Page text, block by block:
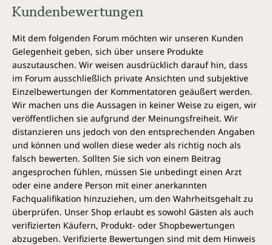
Kundenbewertungen
Mit dem folgenden Forum möchten wir unseren Kunden
Gelegenheit geben, sich über unsere Produkte
auszutauschen. Wir weisen ausdrücklich darauf hin, dass
im Forum ausschließlich private Ansichten und subjektive
Einzelbewertungen der Kommentatoren geäußert werden.
Wir machen uns die Aussagen in keiner Weise zu eigen, wir
veröffentlichen sie aufgrund der Meinungsfreiheit. Wir
distanzieren uns jedoch von den entsprechenden Angaben
und können und wollen diese weder als richtig noch als
falsch bewerten. Sollten Sie sich von einem Beitrag
angesprochen fühlen, müssen Sie unbedingt einen Arzt
oder eine andere Person mit einer anerkannten
Fachqualifikation hinzuziehen, um den Wahrheitsgehalt zu
überprüfen. Unser Shop erlaubt es sowohl Gästen als auch
verifizierten Käufern, Produkt- oder Shopbewertungen
abzugeben. Verifizierte Bewertungen sind mit dem Hinweis